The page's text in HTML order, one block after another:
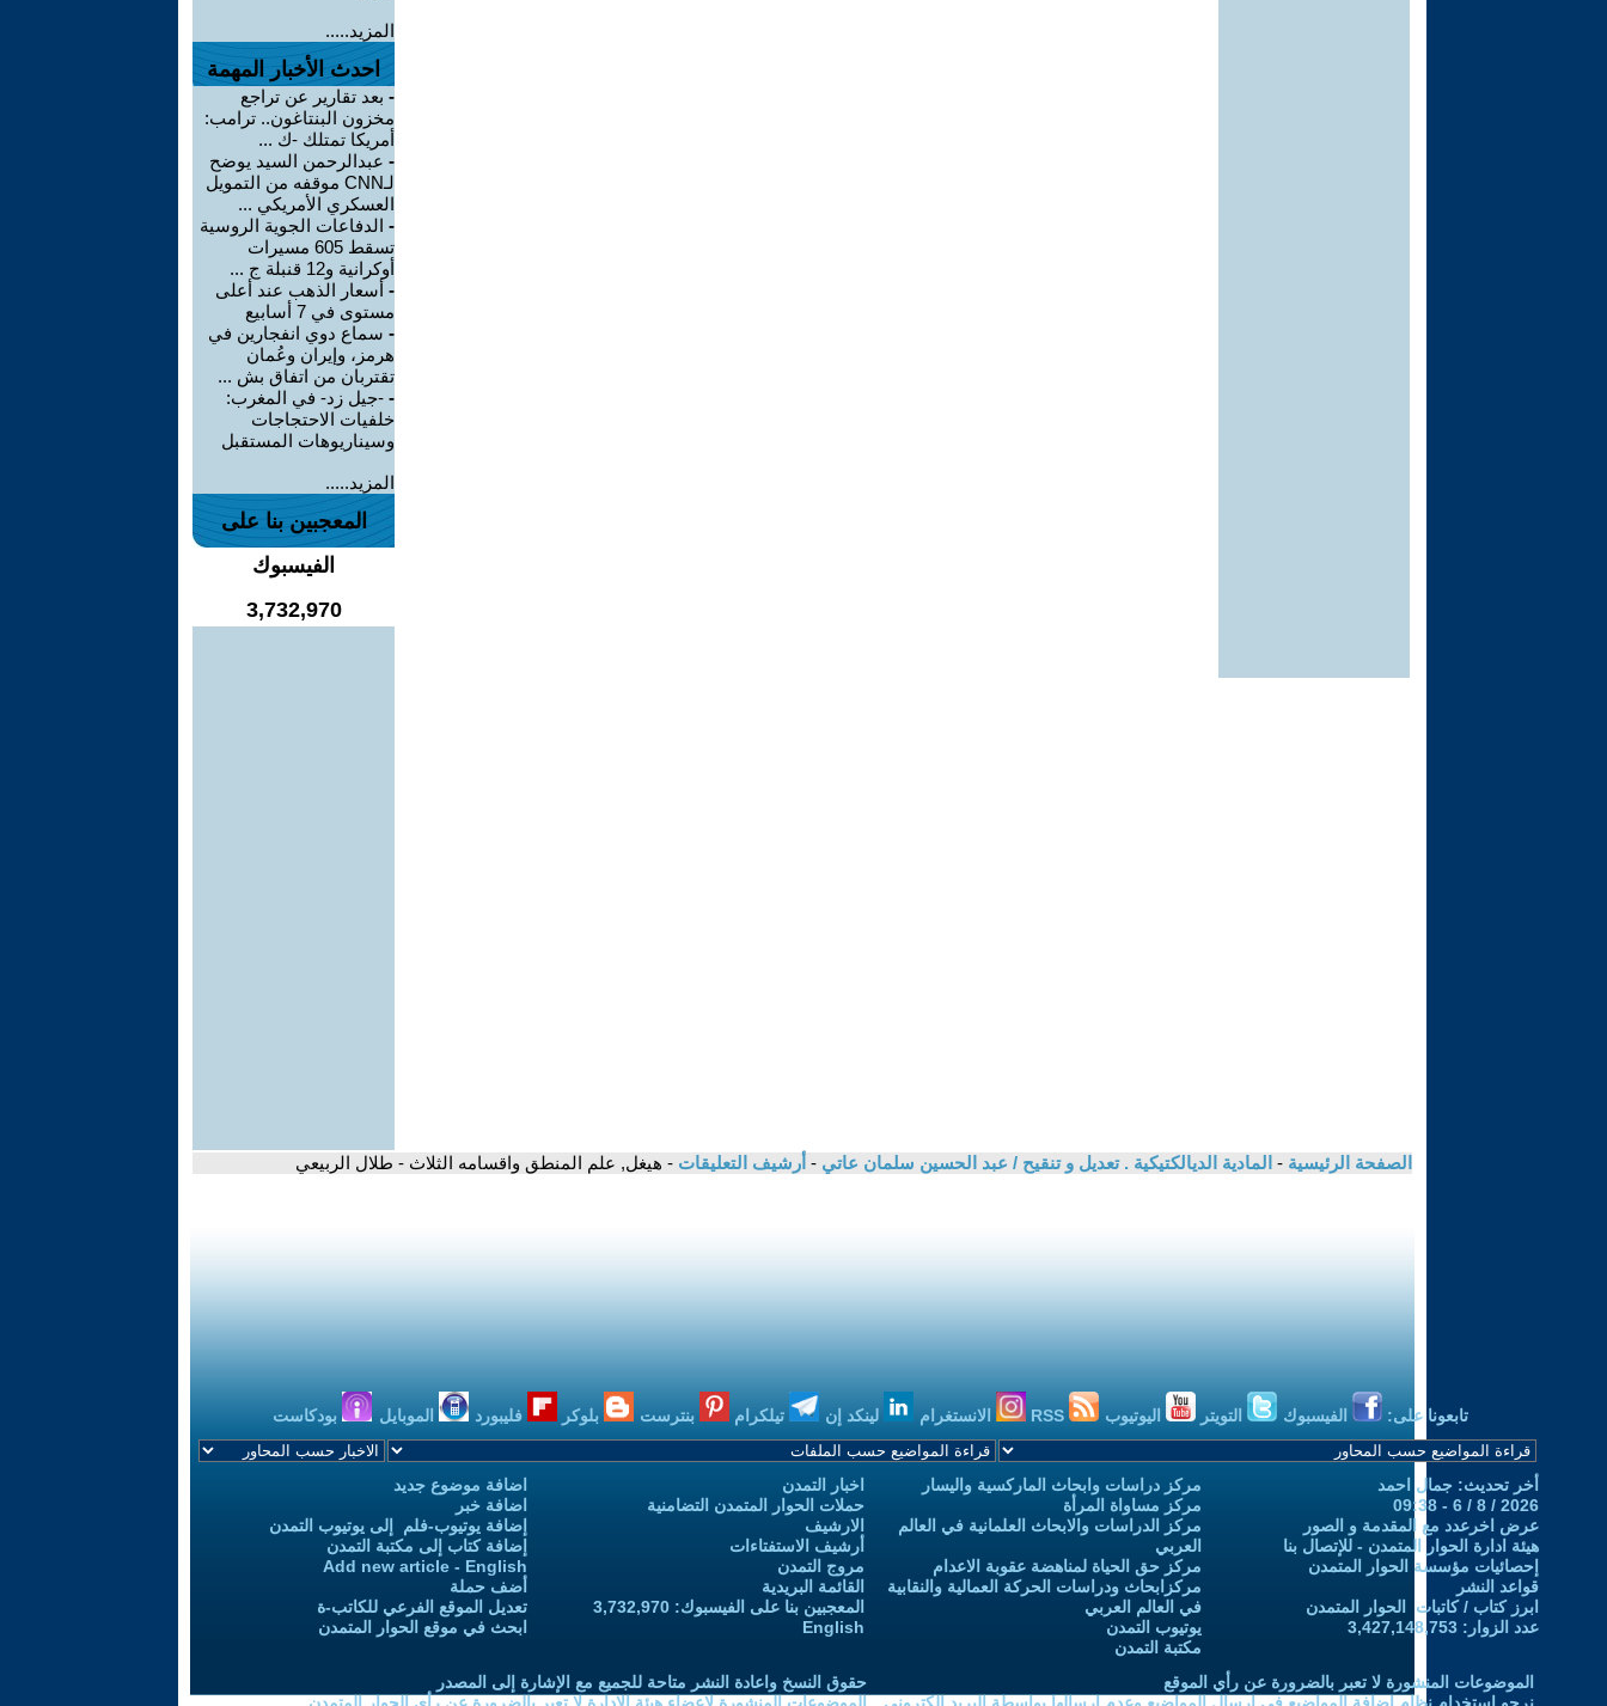
المزيد.....
احدث الأخبار المهمة
- بعد تقارير عن تراجع
مخزون البنتاغون.. ترامب:
أمريكا تمتلك -ك ...
- عبدالرحمن السيد يوضح
لـCNN موقفه من التمويل
العسكري الأمريكي ...
- الدفاعات الجوية الروسية
تسقط 605 مسيرات
أوكرانية و12 قنبلة ج ...
- أسعار الذهب عند أعلى
مستوى في 7 أسابيع
- سماع دوي انفجارين في
هرمز، وإيران وعُمان
تقتربان من اتفاق بش ...
- -جيل زد- في المغرب:
خلفيات الاحتجاجات
وسيناريوهات المستقبل
المزيد.....
المعجبين بنا على
الفيسبوك
3,732,970
الصفحة الرئيسية - المادية الديالكتيكية . تعديل و تنقيح / عبد الحسين سلمان عاتي - أرشيف التعليقات - هيغل, علم المنطق واقسامه الثلاث - طلال الربيعي
تابعونا على: الفيسبوك التويتر اليوتيوب الانستغرام لينكد إن تيلكرام بنترست بلوكر فليبورد الموبايل بودكاست
أخر تحديث: جمال احمد
2026 / 8 / 6 - 09:38
عرض اخرعدد مع المقدمة و الصور
هيئة ادارة الحوار المتمدن - للإتصال بنا
إحصائيات مؤسسة الحوار المتمدن
قواعد النشر
ابرز كتاب / كاتبات الحوار المتمدن
عدد الزوار: 3,427,148,753
مركز دراسات وابحاث الماركسية واليسار
مركز مساواة المرأة
مركز الدراسات والابحاث العلمانية في العالم
العربي
مركز حق الحياة لمناهضة عقوبة الاعدام
مركزابحاث ودراسات الحركة العمالية والنقابية
في العالم العربي
يوتيوب التمدن
مكتبة التمدن
اخبار التمدن
حملات الحوار المتمدن التضامنية
الارشيف
أرشيف الاستفتاءات
مروج التمدن
القائمة البريدية
المعجبين بنا على الفيسبوك: 3,732,970
English
اضافة موضوع جديد
اضافة خبر
إضافة يوتيوب-فلم إلى يوتيوب التمدن
إضافة كتاب إلى مكتبة التمدن
Add new article - English
أضف حملة
تعديل الموقع الفرعي للكاتب-ة
ابحث في موقع الحوار المتمدن
الموضوعات المنشورة لا تعبر بالضرورة عن رأي الموقع
حقوق النسخ واعادة النشر متاحة للجميع مع الإشارة إلى المصدر